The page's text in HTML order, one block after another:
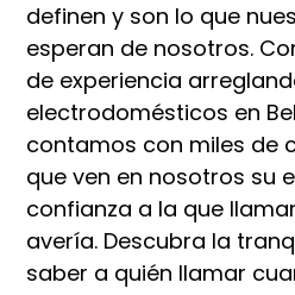
definen y son lo que
esperan de nosotros.
de experiencia
electrodomésticos en
contamos con miles de
que ven en nosotros su
confianza a la que
avería. Descubra la
saber a quién llamar